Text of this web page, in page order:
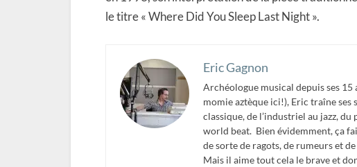
le titre « Where Did You Sleep Last Night ».
Eric Gagnon
Archéologue musical depuis ses 15
momie aztèque ici!), Eric traîne ses
classique, de l’industriel au jazz,
world beat. Bien évidemment, ça
de sorte de ragots, de rumeurs et
Mais il aime tout cela le brave et